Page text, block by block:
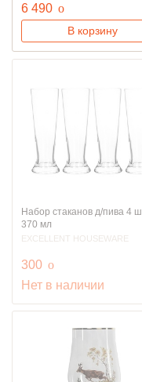
6 490 руб.
o
В корзину
Набор стаканов д/пива 4
370 мл
EXCELLENT HOUSEWARE
300 руб.
o
Нет в наличии